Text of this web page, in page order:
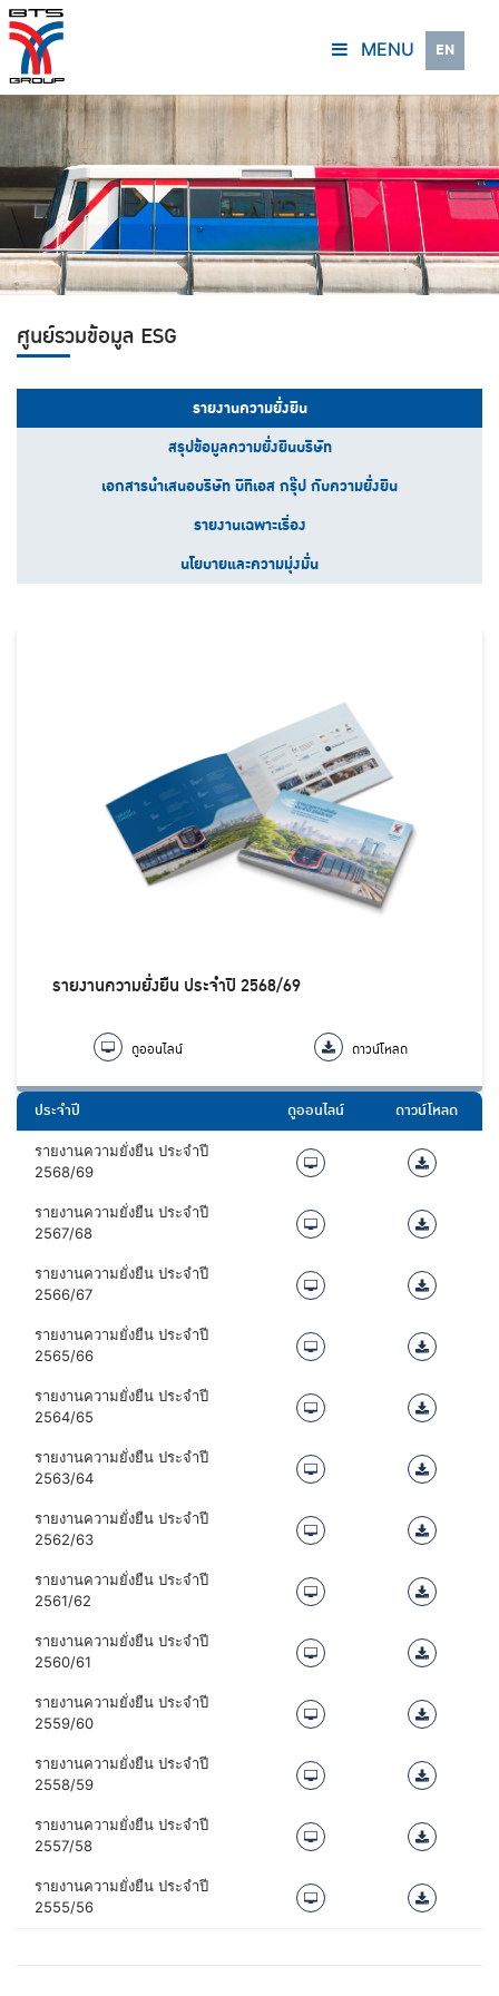
MENU EN
ศูนย์รวมข้อมูล ESG
รายงานความยั่งยืน
สรุปข้อมูลความยั่งยืนบริษัท
เอกสารนำเสนอบริษัท บีทีเอส กรุ๊ป กับความยั่งยืน
รายงานเฉพาะเรื่อง
นโยบายและความมุ่งมั่น
รายงานความยั่งยืน ประจำปี 2568/69
ดูออนไลน์ ดาวน์โหลด
ประจำปี ดูออนไลน์ ดาวน์โหลด
รายงานความยั่งยืน ประจำปี
2568/69
รายงานความยั่งยืน ประจำปี
2567/68
รายงานความยั่งยืน ประจำปี
2566/67
รายงานความยั่งยืน ประจำปี
2565/66
รายงานความยั่งยืน ประจำปี
2564/65
รายงานความยั่งยืน ประจำปี
2563/64
รายงานความยั่งยืน ประจำปี
2562/63
รายงานความยั่งยืน ประจำปี
2561/62
รายงานความยั่งยืน ประจำปี
2560/61
รายงานความยั่งยืน ประจำปี
2559/60
รายงานความยั่งยืน ประจำปี
2558/59
รายงานความยั่งยืน ประจำปี
2557/58
รายงานความยั่งยืน ประจำปี
2555/56